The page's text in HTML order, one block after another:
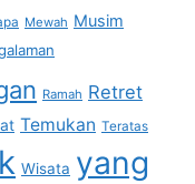
Mewah Musim
Ramah Retret
Temukan Teratas
Wisata yang